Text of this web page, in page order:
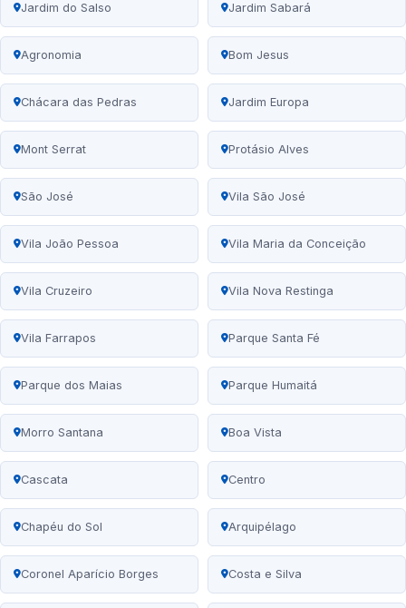
Jardim do Salso Jardim Sabará
Agronomia Bom Jesus
Chácara das Pedras Jardim Europa
Mont Serrat Protásio Alves
São José Vila São José
Vila João Pessoa Vila Maria da Conceição
Vila Cruzeiro Vila Nova Restinga
Vila Farrapos Parque Santa Fé
Parque dos Maias Parque Humaitá
Morro Santana Boa Vista
Cascata Centro
Chapéu do Sol Arquipélago
Coronel Aparício Borges Costa e Silva